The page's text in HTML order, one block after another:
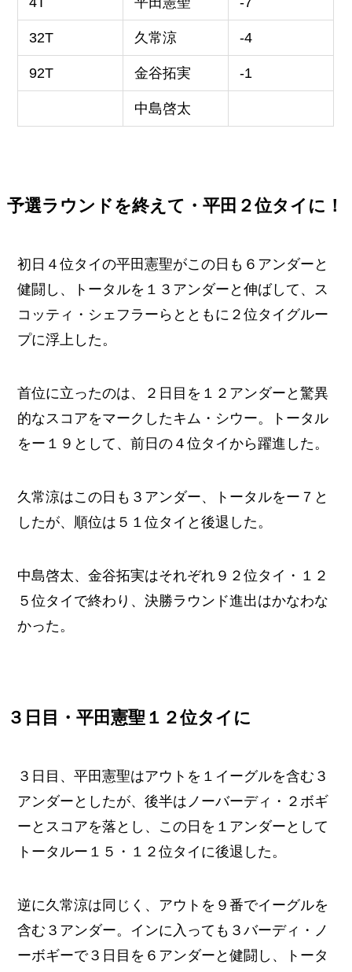
32T 久常涼 -4
92T 金谷拓実 -1
中島啓太
予選ラウンドを終えて・平田２位タイに！
初日４位タイの平田憲聖がこの日も６アンダーと
健闘し、トータルを１３アンダーと伸ばして、ス
コッティ・シェフラーらとともに２位タイグルー
プに浮上した。
首位に立ったのは、２日目を１２アンダーと驚異
的なスコアをマークしたキム・シウー。トータル
をー１９として、前日の４位タイから躍進した。
久常涼はこの日も３アンダー、トータルをー７と
したが、順位は５１位タイと後退した。
中島啓太、金谷拓実はそれぞれ９２位タイ・１２
５位タイで終わり、決勝ラウンド進出はかなわな
かった。
３日目・平田憲聖１２位タイに
３日目、平田憲聖はアウトを１イーグルを含む３
アンダーとしたが、後半はノーバーディ・２ボギ
ーとスコアを落とし、この日を１アンダーとして
トータルー１５・１２位タイに後退した。
逆に久常涼は同じく、アウトを９番でイーグルを
含む３アンダー。インに入っても３バーディ・ノ
ーボギーで３日目を６アンダーと健闘し、トータ